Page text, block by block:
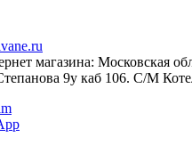
магазина: Московская
9у каб 106. С/М